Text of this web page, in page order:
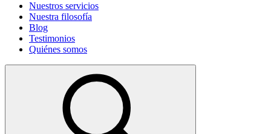
Nuestros servicios
Nuestra filosofía
Blog
Testimonios
Quiénes somos